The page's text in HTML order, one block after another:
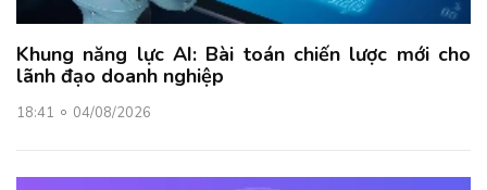
Khung năng lực AI: Bài toán chiến lược mới cho
lãnh đạo doanh nghiệp
18:41 04/08/2026